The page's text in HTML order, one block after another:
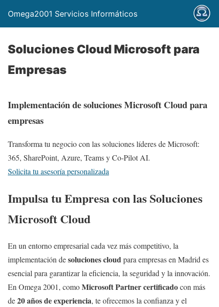
Omega2001 Servicios Informáticos
Soluciones Cloud Microsoft para
Empresas
Implementación de soluciones Microsoft Cloud para
empresas
Transforma tu negocio con las soluciones líderes de Microsoft:
365, SharePoint, Azure, Teams y Co-Pilot AI.
Solicita tu asesoría personalizada
Impulsa tu Empresa con las Soluciones
Microsoft Cloud
En un entorno empresarial cada vez más competitivo, la
implementación desoluciones cloudpara empresas en Madrid es
esencial para garantizar la eficiencia, la seguridad y la innovación.
En Omega 2001, comoMicrosoft Partner certificadocon más
de20 años de experiencia, te ofrecemos la confianza y el